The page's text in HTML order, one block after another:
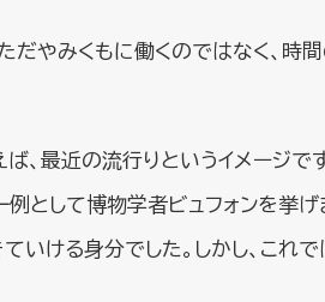
だやみくもに働くのではなく、時
えば、最近の流行りというイメージ
例として博物学者ビュフォンを挙
いける身分でした。しかし、こ